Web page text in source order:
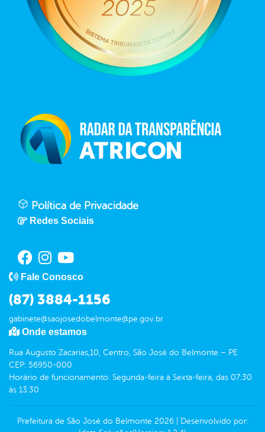
Política de Privacidade
Redes Sociais
Fale Conosco
(87) 3884-1156
gabinete@saojosedobelmonte@pe.gov.br
Onde estamos
Rua Augusto Zacarias,10, Centro, São José do Belmonte – PE
CEP: 56950-000
Horário de funcionamento: Segunda-feira à Sexta-feira, das 07:30
às 13:30
Prefeitura de São José do Belmonte 2026|
Desenvolvido por: